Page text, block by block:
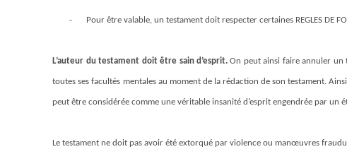
- Pour être valable, un testament doit respecter certaines REGLES DE
L’auteur du testament doit être sain d’esprit. On peut ainsi faire annuler un
toutes ses facultés mentales au moment de la rédaction de son testament.
peut être considérée comme une véritable insanité d’esprit engendrée par un
Le testament ne doit pas avoir été extorqué par violence ou manœuvres